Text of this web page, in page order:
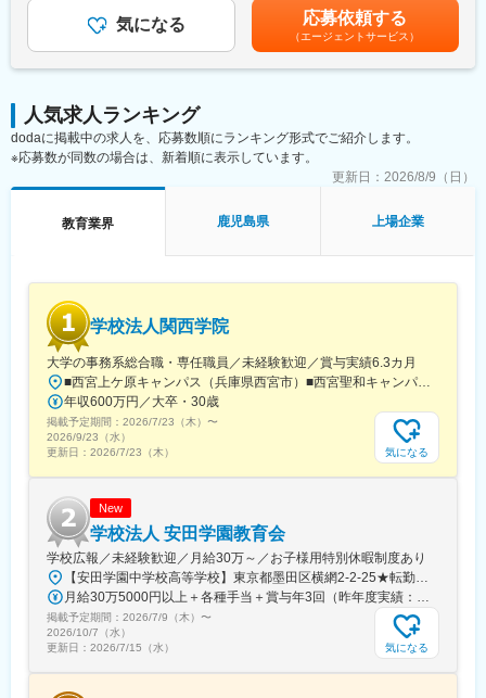
しています。これにより、引っ越しや地元就職など、さまざまな
ライフスタイルに柔軟に対応可能です。
変更の範囲：会社の定める業務
児童発達支援・放課後等デイサービスの教室を展開しています。
182事業所、従業員1854名、生徒数10,442名と全国各地に展開
し、事業コンセプト実現に取り組んでいます！
1教室あたり約50名～60名のお子さまが通所されております。
教室長が別におり、児発管業務に集中いただけます。
（1）親御さまのニーズヒアリングやお子さまの特性、生活・ソー
（2）個別支援計画の作成及び管理
（4）教育・育児・発達相談業務
■1日の流れ（一例）
10:30～11:30 行政との連絡調整
11:30～12:30 支援計画の提示、面談
14:00～16:00 親御様と面談（指導中と家庭での困り感をご相
談）
16:00～17:30 問い合わせ対応
18:00～19:00 指導員と支援計画のケース会議
※持ち帰り仕事やサービス残業は禁止しております。
※すべてのデータを自社システムで一元管理しており、スタッフ同
変更の範囲：会社の定める業務
業手当＞有＜給与補足＞※上記年収額は、5段階評価中、評価3の
賞与額を想定。■賞与あり年2回支給■年収例450万円～500万円
（児発管／入社2年目～5年目）500万円～690万円（エリア児発管
／入社5年目～）※新任児発管の業務支援・オンボーディングを推
額であり、選考を通じて上下する可能性があります。月給(月額)は
固定手当を含めた表記です。
気になる 応募依頼する
（エージェントサービス）
人気求人ランキング
dodaに掲載中の求人を、応募数順にランキング形式でご紹介します。
※応募数が同数の場合は、新着順に表示しています。
更新日： 2026/8/9（日）
教育業界 鹿児島県 上場企業
学校法人関西学院
大学の事務系総合職・専任職員／未経験歓迎／賞与実績6.3カ月
■西宮上ケ原キャンパス（兵庫県西宮市）■西宮聖和キャンパス（兵庫県西宮市）■神戸三田キャンパス（兵庫県三田市）■西宮北口キャンパス（兵庫県西宮市）■大阪梅田キャンパス（大阪府大阪市）■東京丸の内キャンパス（東京都千代田区）■宝塚キャンパス（兵庫県宝塚市）■千里国際キャンパス（大阪府箕面市）※上記のいずれかのキャンパスへの配属となります。※受動喫煙対策あり（敷地内禁煙）指定喫煙所はキャンパスマップに掲載しています【未経験から大学事務として働けるチャンス】教育業界以外の民間企業からの転職者が多く活躍しており、これまでの業界経験は不問です。コミュニケーションスキルや誠実な対応ができるかどうかなど、お人柄も重視した採用を行っています。夢や目標に向かってがんばる学生を支えたい、学校運営や経営に携わってみたい……そんな想いがある方と一緒に働きたいと考えています。
年収600万円／大卒・30歳
掲載予定期間： 2026/7/23（木） 〜
2026/9/23（水）
更新日： 2026/7/23（木） 気になる
New
学校法人 安田学園教育会
学校広報／未経験歓迎／月給30万～／お子様用特別休暇制度あり
【安田学園中学校高等学校】東京都墨田区横網2-2-25★転勤ありません！長くじっくりキャリア形成できますアクセス抜群！■都営大江戸線「両国駅」徒歩5分■JR総武線「両国駅」徒歩6分■都営浅草線「蔵前駅」徒歩12分
月給30万5000円以上＋各種手当＋賞与年3回（昨年度実績：最大5.2ヶ月分）（上記月給金額には、月40時間分：7万3685円以上の固定残業代が含む／超過分は別途、全額支給します）※経験・能力などを考慮し、面談の上、決定します
掲載予定期間： 2026/7/9（木） 〜
2026/10/7（水）
更新日： 2026/7/15（水） 気になる